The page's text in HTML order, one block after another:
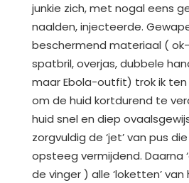
junkie zich, met nogal eens
naalden, injecteerde.
beschermend materiaal (
spatbril, overjas, dubbele
maar Ebola-outfit) trok ik ten
om de huid kortdurend te
huid snel en diep
zorgvuldig de ‘jet’ van pus
opsteeg vermijdend. Daarna
de vinger ) alle ‘loketten’